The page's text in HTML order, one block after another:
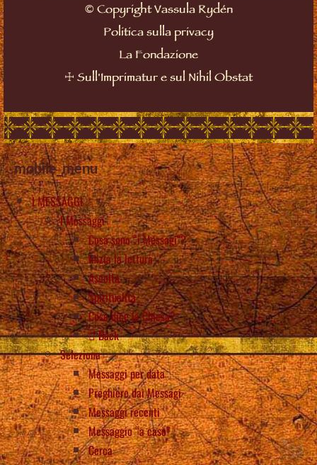
©Copyright Vassula Rydén
Politica sulla privacy
La Fondazione
☩ Sull'Imprimatur e sul Nihil Obstat
mobile_menu
I MESSAGGI
I Messaggi
Cosa sono “i Messagi”?
Inizia la lettura
Ascolta
Spiritualità
Cosa dice la Chiesa?
Back
Seleziona
Messaggi per data
Preghiere dai Messagi
Messaggi recenti
Messaggio “a caso”
Cerca